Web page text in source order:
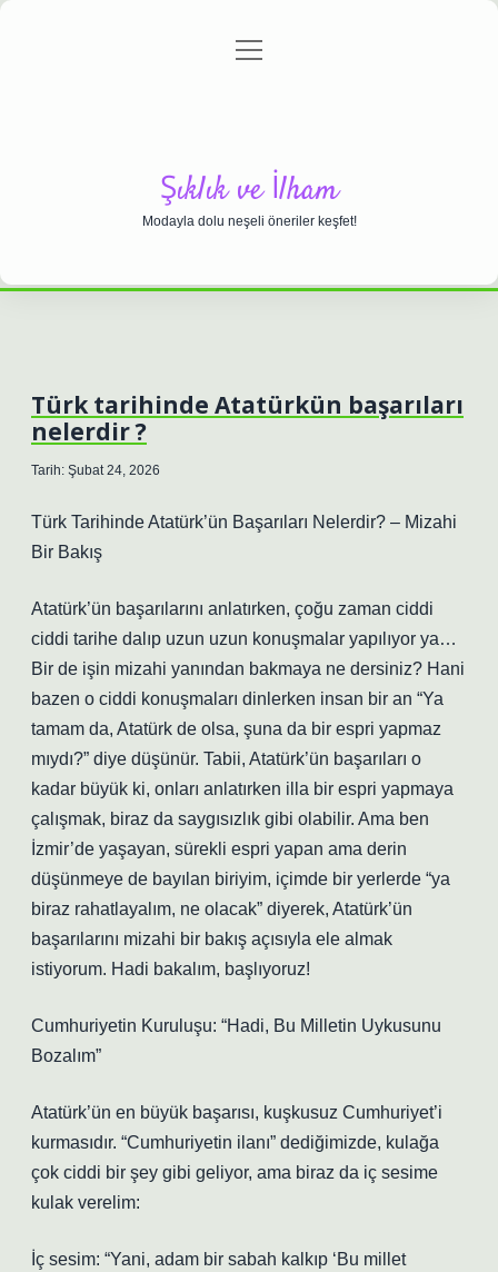
Gizlilik Politikası
menüyü
Şıklık ve İlham
Modayla dolu neşeli öneriler keşfet!
Türk tarihinde Atatürkün başarıları
nelerdir ?
Tarih: Şubat 24, 2026
Türk Tarihinde Atatürk’ün Başarıları Nelerdir? – Mizahi
Bir Bakış
Atatürk’ün başarılarını anlatırken, çoğu zaman ciddi
ciddi tarihe dalıp uzun uzun konuşmalar yapılıyor ya…
Bir de işin mizahi yanından bakmaya ne dersiniz? Hani
bazen o ciddi konuşmaları dinlerken insan bir an “Ya
tamam da, Atatürk de olsa, şuna da bir espri yapmaz
mıydı?” diye düşünür. Tabii, Atatürk’ün başarıları o
kadar büyük ki, onları anlatırken illa bir espri yapmaya
çalışmak, biraz da saygısızlık gibi olabilir. Ama ben
İzmir’de yaşayan, sürekli espri yapan ama derin
düşünmeye de bayılan biriyim, içimde bir yerlerde “ya
biraz rahatlayalım, ne olacak” diyerek, Atatürk’ün
başarılarını mizahi bir bakış açısıyla ele almak
istiyorum. Hadi bakalım, başlıyoruz!
Cumhuriyetin Kuruluşu: “Hadi, Bu Milletin Uykusunu
Bozalım”
Atatürk’ün en büyük başarısı, kuşkusuz Cumhuriyet’i
kurmasıdır. “Cumhuriyetin ilanı” dediğimizde, kulağa
çok ciddi bir şey gibi geliyor, ama biraz da iç sesime
kulak verelim:
İç sesim: “Yani, adam bir sabah kalkıp ‘Bu millet